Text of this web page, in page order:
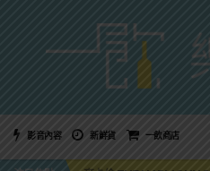
影音內容 新鮮貨 一飲商店
美國正式恢復蘇格蘭威士